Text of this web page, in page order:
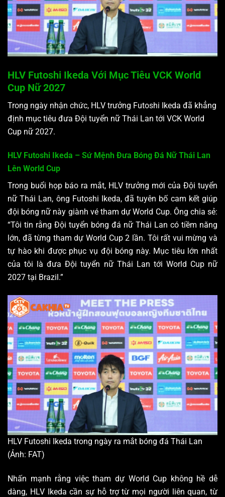
HLV Futoshi Ikeda Với Mục Tiêu VCK World
Cup Nữ 2027
Trong ngày nhận chức, HLV trưởng Futoshi Ikeda đã khẳng
định mục tiêu đưa Đội tuyển nữ Thái Lan tới VCK World
Cup nữ 2027.
HLV Futoshi Ikeda – Sứ Mệnh Đưa Bóng Đá Nữ Thái Lan
Lên World Cup
Trong buổi họp báo ra mắt, HLV trưởng mới của Đội tuyển
nữ Thái Lan, ông Futoshi Ikeda, đã tuyên bố cam kết giúp
đội bóng nữ này giành vé tham dự World Cup. Ông chia sẻ:
“Tôi tin rằng Đội tuyển bóng đá nữ Thái Lan có tiềm năng
lớn, đã từng tham dự World Cup 2 lần. Tôi rất vui mừng và
tự hào khi được phục vụ đội bóng này. Mục tiêu lớn nhất
của tôi là đưa Đội tuyển nữ Thái Lan tới World Cup nữ
2027 tại Brazil.”
HLV Futoshi Ikeda trong ngày ra mắt bóng đá Thái Lan
(Ảnh: FAT)
Nhấn mạnh rằng việc tham dự World Cup không hề dễ
dàng, HLV Ikeda cần sự hỗ trợ từ mọi người liên quan, từ